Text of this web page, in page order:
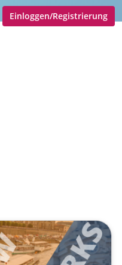
Einloggen/Registrierung